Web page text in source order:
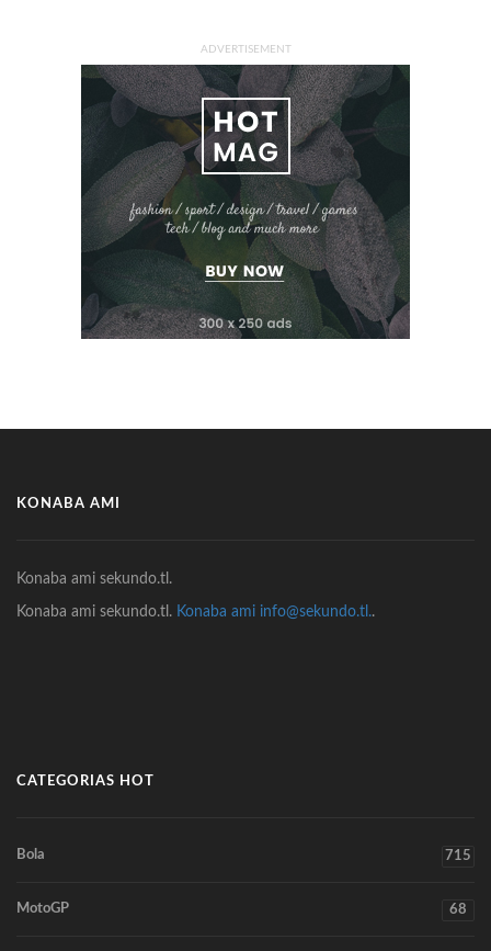
ADVERTISEMENT
KONABA AMI
Konaba ami sekundo.tl.
Konaba ami sekundo.tl. Konaba ami info@sekundo.tl..
CATEGORIAS HOT
Bola 715
MotoGP 68